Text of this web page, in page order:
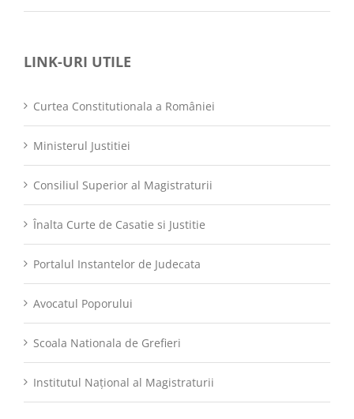
LINK-URI UTILE
Curtea Constitutionala a României
Ministerul Justitiei
Consiliul Superior al Magistraturii
Înalta Curte de Casatie si Justitie
Portalul Instantelor de Judecata
Avocatul Poporului
Scoala Nationala de Grefieri
Institutul Național al Magistraturii